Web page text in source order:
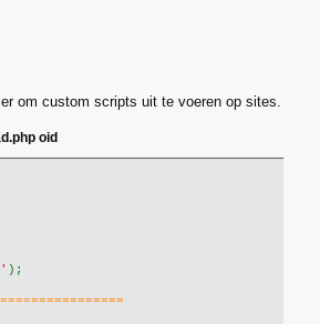
om custom scripts uit te voeren op sites.
oid
);